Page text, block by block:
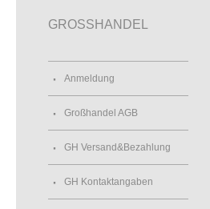
GROSSHANDEL
Anmeldung
Großhandel AGB
GH Versand&Bezahlung
GH Kontaktangaben